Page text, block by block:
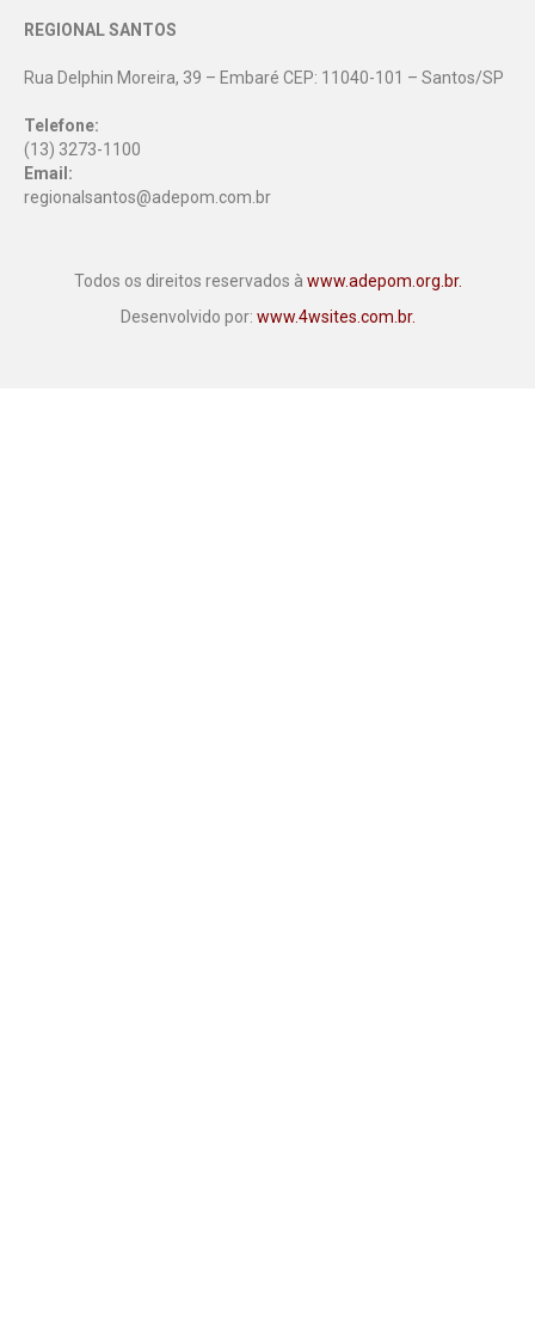
REGIONAL SANTOS
Rua Delphin Moreira, 39 – Embaré CEP: 11040-101 – Santos/SP
Telefone:
(13) 3273-1100
Email:
regionalsantos@adepom.com.br
Todos os direitos reservados à www.adepom.org.br.
Desenvolvido por: www.4wsites.com.br.